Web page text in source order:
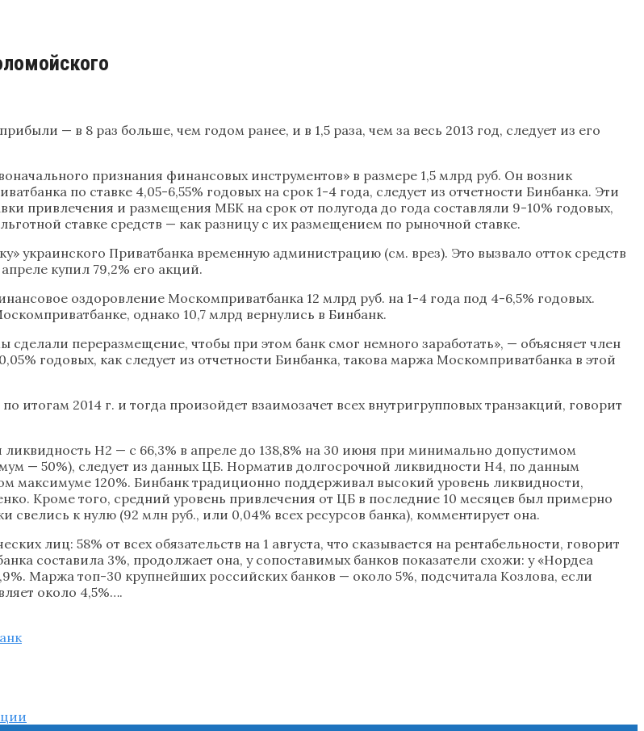
— в 8 раз больше, чем годом ранее, и в 1,5 раза, чем за весь 2013 год, следует из его
признания финансовых инструментов» в размере 1,5 млрд руб. Он возник
по ставке 4,05-6,55% годовых на срок 1-4 года, следует из отчетности Бинбанка. Эти
привлечения и размещения МБК на срок от полугода до года составляли 9-10% годовых,
ставке средств — как разницу с их размещением по рыночной ставке.
украинского Приватбанка временную администрацию (см. врез). Это вызвало отток средств
купил 79,2% его акций.
оздоровление Москомприватбанка 12 млрд руб. на 1-4 года под 4-6,5% годовых.
однако 10,7 млрд вернулись в Бинбанк.
переразмещение, чтобы при этом банк смог немного заработать», — объясняет член
годовых, как следует из отчетности Бинбанка, такова маржа Москомприватбанка в этой
2014 г. и тогда произойдет взаимозачет всех внутригрупповых транзакций, говорит
Н2 — с 66,3% в апреле до 138,8% на 30 июня при минимально допустимом
— 50%), следует из данных ЦБ. Норматив долгосрочной ликвидности Н4, по данным
максимуме 120%. Бинбанк традиционно поддерживал высокий уровень ликвидности,
Кроме того, средний уровень привлечения от ЦБ в последние 10 месяцев был примерно
свелись к нулю (92 млн руб., или 0,04% всех ресурсов банка), комментирует она.
лиц: 58% от всех обязательств на 1 августа, что сказывается на рентабельности, говорит
составила 3%, продолжает она, у сопоставимых банков показатели схожи: у «Нордеа
Маржа топ-30 крупнейших российских банков — около 5%, подсчитала Козлова, если
около 4,5%….